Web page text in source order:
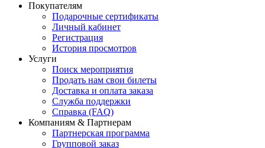
Покупателям
Подарочные сертификаты
Личный кабинет
Регистрация
История просмотров
Услуги
Поиск мероприятия
Продать нам свои билеты
Доставка и оплата заказа
Служба поддержки
Справка (FAQ)
Компаниям & Партнерам
Партнерская программа
Групповой заказ